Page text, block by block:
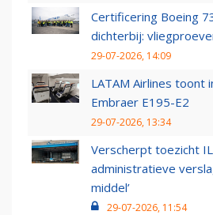
Certificering Boeing
dichterbij:
29-07-2026, 14:09
LATAM Airlines toont
Embraer E195-E2
29-07-2026, 13:34
Verscherpt toezicht
administratieve
middel’
29-07-2026, 11:54